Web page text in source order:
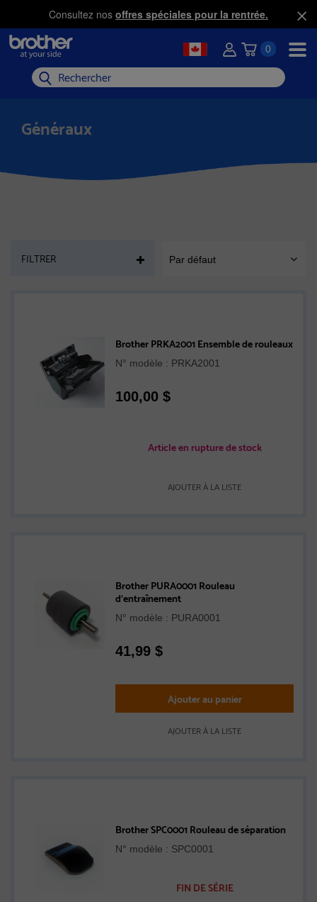
Consultez nos offres spéciales pour la rentrée.
0
Rechercher
Généraux
FILTRER Par défaut
Brother PRKA2001 Ensemble de rouleaux
N° modèle : PRKA2001
100,00 $
Article en rupture de stock
AJOUTER À LA LISTE
Brother PURA0001 Rouleau
d'entraînement
N° modèle : PURA0001
41,99 $
Ajouter au panier
AJOUTER À LA LISTE
Brother SPC0001 Rouleau de séparation
N° modèle : SPC0001
FIN DE SÉRIE